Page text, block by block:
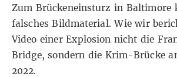
Zum Brückeneinsturz in Baltimore
falsches Bildmaterial.Wie wir
Video einer Explosion nicht die
Bridge, sondern die Krim-Brücke
2022.